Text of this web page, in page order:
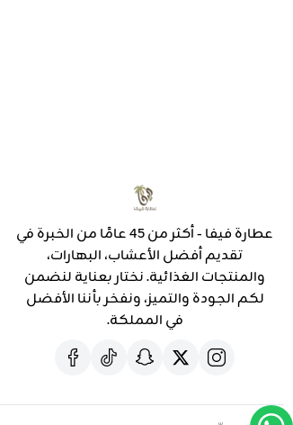
عطارة فيفا - أكثر من 45 عامًا من الخبرة في
تقديم أفضل الأعشاب، البهارات،
والمنتجات الغذائية. نختار بعناية لنضمن
لكم الجودة والتميز، ونفخر بأننا الأفضل
في المملكة.